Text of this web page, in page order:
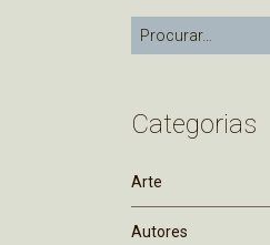
Categorias
Arte
Autores